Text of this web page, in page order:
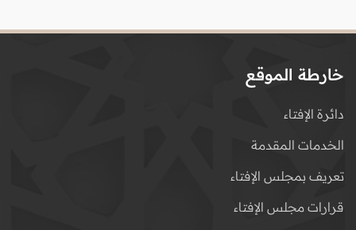
خارطة الموقع
دائرة الإفتاء
الخدمات المقدمة
تعريف بمجلس الإفتاء
قرارات مجلس الإفتاء